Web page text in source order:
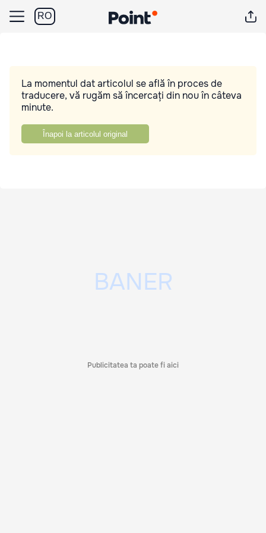
RO
La momentul dat articolul se află în proces de
traducere, vă rugăm să încercați din nou în câteva
minute.
Înapoi la articolul original
Publicitatea ta poate fi aici